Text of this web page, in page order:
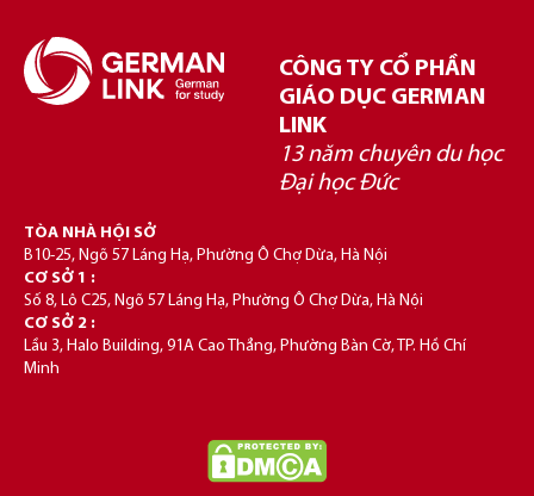
CÔNG TY CỔ PHẦN
GIÁO DỤC GERMAN
LINK
13 năm chuyên du học
Đại học Đức
TÒA NHÀ HỘI SỞ
B10-25, Ngõ 57 Láng Hạ, Phường Ô Chợ Dừa, Hà Nội
CƠ SỞ 1 :
Số 8, Lô C25, Ngõ 57 Láng Hạ, Phường Ô Chợ Dừa, Hà Nội
CƠ SỞ 2 :
Lầu 3, Halo Building, 91A Cao Thắng, Phường Bàn Cờ, TP. Hồ Chí
Minh